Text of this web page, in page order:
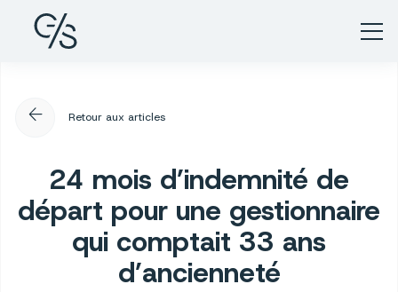
arrow_back Retour aux articles
24 mois d’indemnité de
départ pour une gestionnaire
qui comptait 33 ans
d’ancienneté